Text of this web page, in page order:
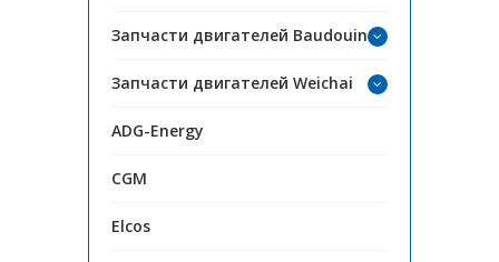
Запчасти двигателей Baudouin
Запчасти двигателей Weichai
ADG-Energy
CGM
Elcos